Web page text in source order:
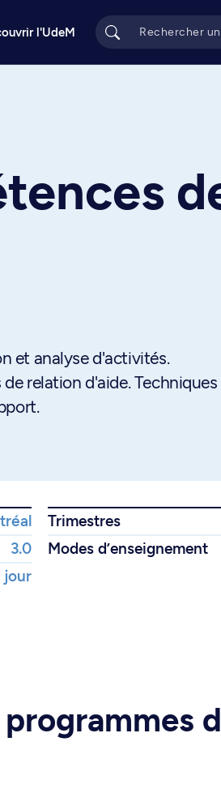
l'UdeM
et analyse d'activités.
relation d'aide. Techniques
Trimestres
3.0
Modes d’enseignement
jour